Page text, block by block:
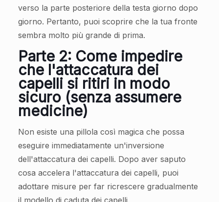
verso la parte posteriore della testa giorno dopo
giorno. Pertanto, puoi scoprire che la tua fronte
sembra molto più grande di prima.
Parte 2: Come impedire
che l'attaccatura dei
capelli si ritiri in modo
sicuro (senza assumere
medicine)
Non esiste una pillola così magica che possa
eseguire immediatamente un'inversione
dell'attaccatura dei capelli. Dopo aver saputo
cosa accelera l'attaccatura dei capelli, puoi
adottare misure per far ricrescere gradualmente